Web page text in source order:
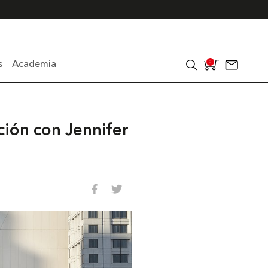
Academia 0
con Jennifer